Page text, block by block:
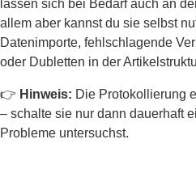
lassen sich bei Bedarf auch an
allem aber kannst du sie selbst
Datenimporte, fehlschlagende
oder Dubletten in der
👉 Hinweis: Die Protokollierung
– schalte sie nur dann dauerhaft
Probleme untersuchst.